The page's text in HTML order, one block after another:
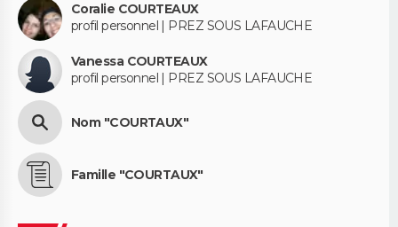
Coralie COURTEAUX
profil personnel | PREZ SOUS LAFAUCHE
Vanessa COURTEAUX
profil personnel | PREZ SOUS LAFAUCHE
Nom "COURTAUX"
Famille "COURTAUX"